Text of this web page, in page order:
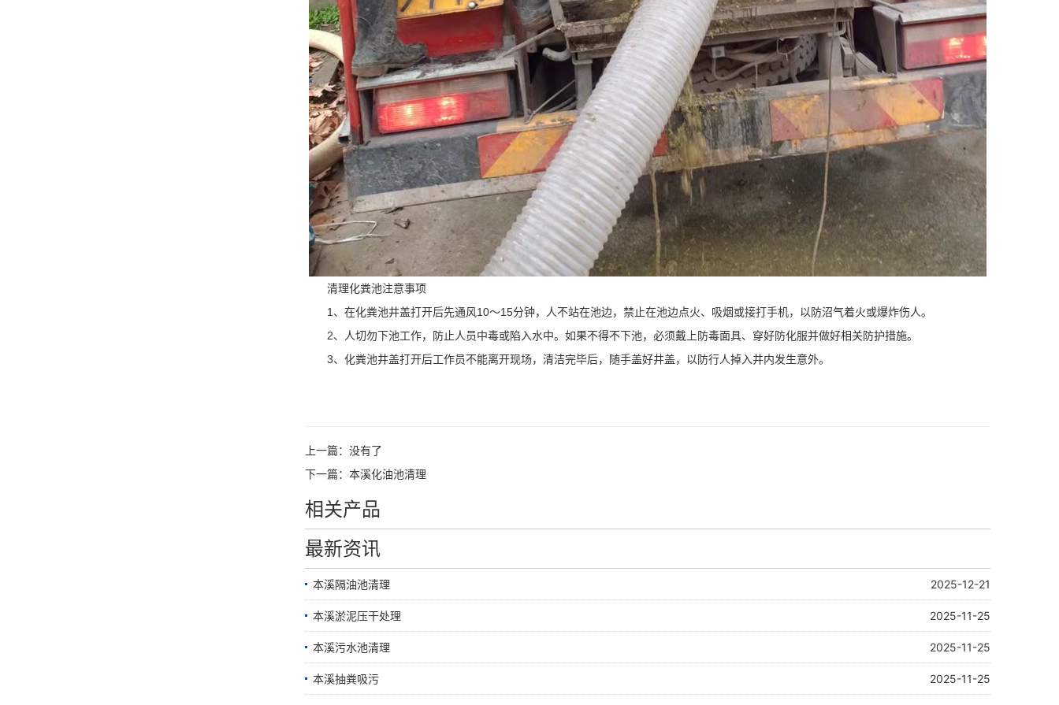
清理化粪池注意事项
1、在化粪池井盖打开后先通风10～15分钟，人不站在池边，禁止在池边点火、吸烟或接打手机，以防沼气着火或爆炸伤人。
2、人切勿下池工作，防止人员中毒或陷入水中。如果不得不下池，必须戴上防毒面具、穿好防化服并做好相关防护措施。
3、化粪池井盖打开后工作员不能离开现场，清洁完毕后，随手盖好井盖，以防行人掉入井内发生意外。
上一篇：没有了
下一篇： 本溪化油池清理
相关产品
最新资讯
本溪隔油池清理 2025-12-21
本溪淤泥压干处理 2025-11-25
本溪污水池清理 2025-11-25
本溪抽粪吸污 2025-11-25